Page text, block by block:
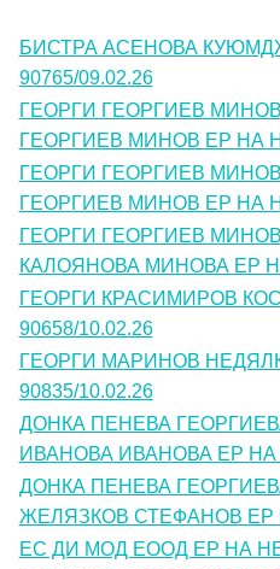
БИСТРА АСЕНОВА
90765/09.02.26
ГЕОРГИ ГЕОРГИЕВ
ГЕОРГИЕВ МИНОВ ЕР НА
ГЕОРГИ ГЕОРГИЕВ
ГЕОРГИЕВ МИНОВ ЕР НА
ГЕОРГИ ГЕОРГИЕВ
КАЛОЯНОВА МИНОВА ЕР
ГЕОРГИ КРАСИМИРОВ
90658/10.02.26
ГЕОРГИ МАРИНОВ
90835/10.02.26
ДОНКА ПЕНЕВА
ИВАНОВА ИВАНОВА ЕР НА
ДОНКА ПЕНЕВА
ЖЕЛЯЗКОВ СТЕФАНОВ ЕР
ЕС ДИ МОД ЕООД ЕР НА